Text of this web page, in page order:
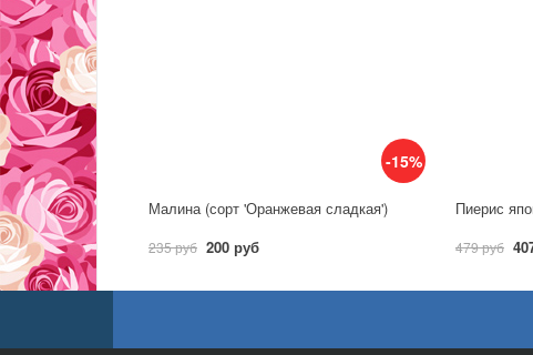
-15%
Малина (сорт 'Оранжевая сладкая')
235 руб 200 руб
Пиерис
479 руб